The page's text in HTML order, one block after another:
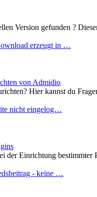
Version gefunden ?
erzeugt in …
von Admidio
Hier kannst du
nicht eingelog…
der Einrichtung bestimmter
- keine …